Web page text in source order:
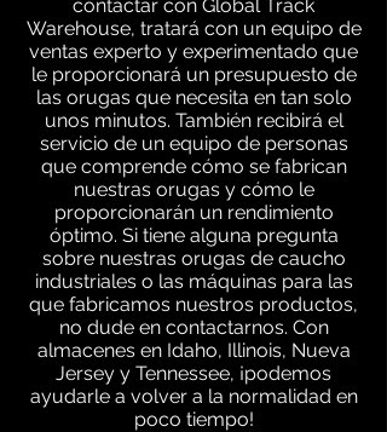
contactar con Global Track
Warehouse, tratará con un equipo de
ventas experto y experimentado que
le proporcionará un presupuesto de
las orugas que necesita en tan solo
unos minutos. También recibirá el
servicio de un equipo de personas
que comprende cómo se fabrican
nuestras orugas y cómo le
proporcionarán un rendimiento
óptimo. Si tiene alguna pregunta
sobre nuestras orugas de caucho
industriales o las máquinas para las
que fabricamos nuestros productos,
no dude en contactarnos. Con
almacenes en Idaho, Illinois, Nueva
Jersey y Tennessee, ¡podemos
ayudarle a volver a la normalidad en
poco tiempo!